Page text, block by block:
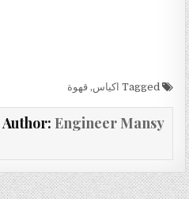
Tagged اكياس,قهوة
Author: Engineer Mansy